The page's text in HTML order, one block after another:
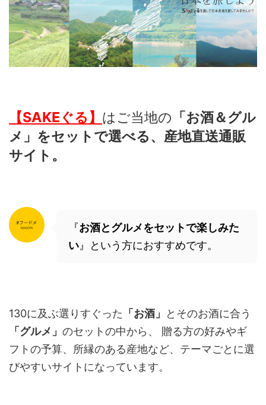
【SAKEぐる】 はご当地の 「お酒＆グル
メ」をセットで選べる、産地直送通販
サイト。
『お酒とグルメをセットで楽しみた
い 』という方におすすめです。
130に及ぶ選りすぐった 「お酒」
とそのお酒に合う
「グルメ」 のセットの中から、 贈る方の好みやギ
フトの予算、所縁のある産地など、テーマごとに選
びやすいサイトになっています。